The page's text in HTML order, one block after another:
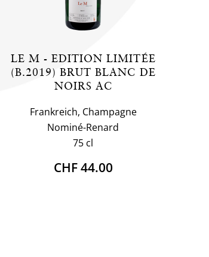
LE M - EDITION LIMITÉE
(B.2019) BRUT BLANC DE
NOIRS AC
Frankreich, Champagne
Nominé-Renard
75 cl
CHF 44.00